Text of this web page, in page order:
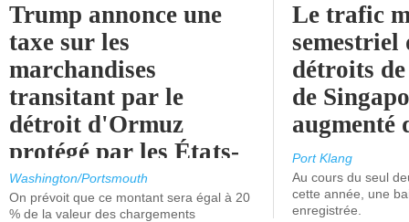
Trump annonce une
taxe sur les
marchandises
transitant par le
détroit d'Ormuz
protégé par les États-
Unis.
Washington/Portsmouth
On prévoit que ce montant sera égal à 20
% de la valeur des chargements
Le trafic
semestriel
détroits
de
augmenté
Port Klang
Au cours du seul
cette année, une
enregistrée.